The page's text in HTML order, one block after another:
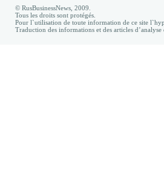
© RusBusinessNews, 2009.
Tous les droits sont protégés.
Pour l`utilisation de toute information de ce site
Traduction des informations et des articles